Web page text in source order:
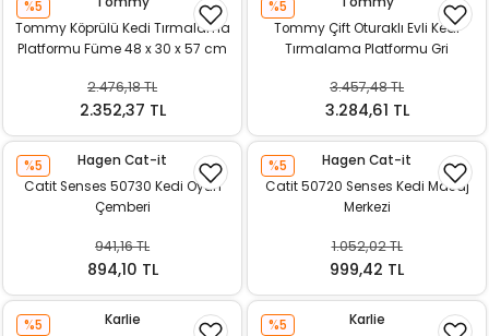
%5
Tommy Köprülü Kedi Tırmalama
Platformu Füme 48 x 30 x 57 cm
2.476,18 TL
2.352,37 TL
%5
Tommy Çift Oturaklı Evli Kedi
Tırmalama Platformu Gri
3.457,48 TL
3.284,61 TL
%5
Hagen Cat-it
Catit Senses 50730 Kedi Oyun
Çemberi
941,16 TL
894,10 TL
%5
Hagen Cat-it
Catit 50720 Senses Kedi Masaj
Merkezi
1.052,02 TL
999,42 TL
%5
Karlie
%5
Karlie